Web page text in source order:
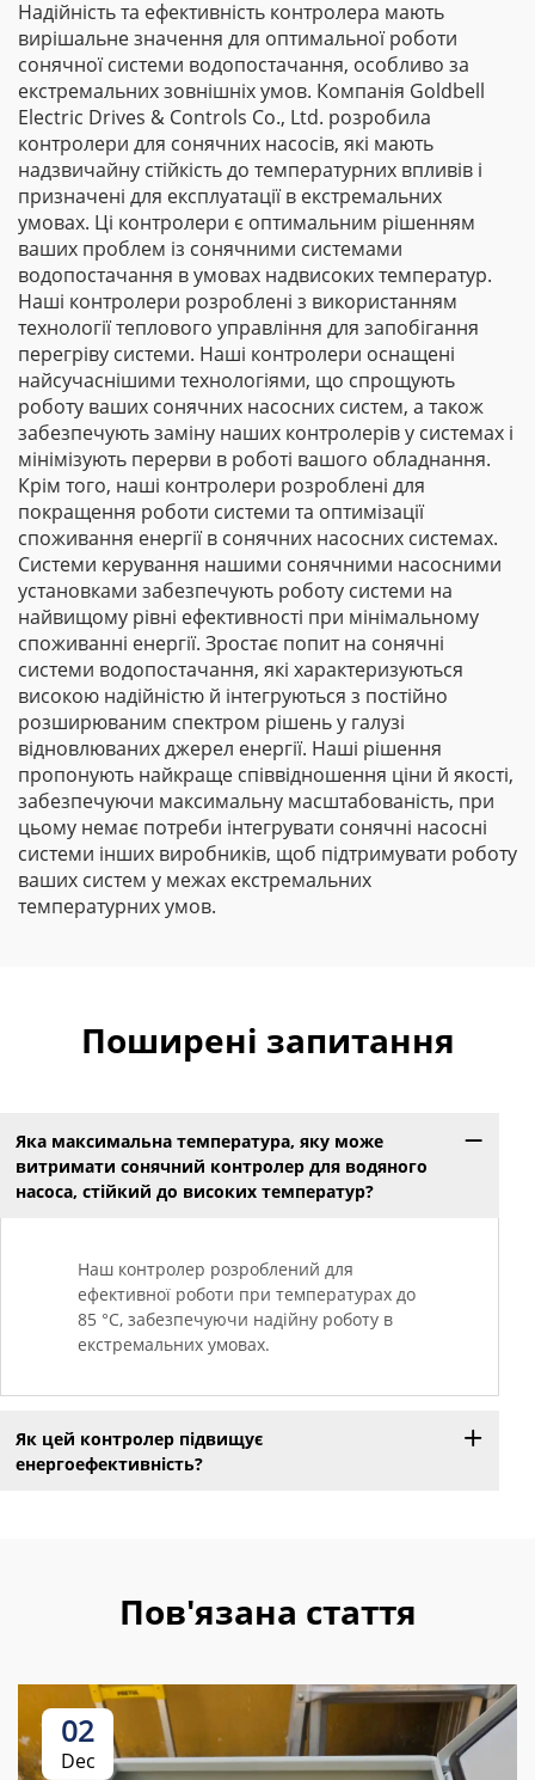
Надійність та ефективність контролера мають
вирішальне значення для оптимальної роботи
сонячної системи водопостачання, особливо за
екстремальних зовнішніх умов. Компанія Goldbell
Electric Drives & Controls Co., Ltd. розробила
контролери для сонячних насосів, які мають
надзвичайну стійкість до температурних впливів і
призначені для експлуатації в екстремальних
умовах. Ці контролери є оптимальним рішенням
ваших проблем із сонячними системами
водопостачання в умовах надвисоких температур.
Наші контролери розроблені з використанням
технології теплового управління для запобігання
перегріву системи. Наші контролери оснащені
найсучаснішими технологіями, що спрощують
роботу ваших сонячних насосних систем, а також
забезпечують заміну наших контролерів у системах і
мінімізують перерви в роботі вашого обладнання.
Крім того, наші контролери розроблені для
покращення роботи системи та оптимізації
споживання енергії в сонячних насосних системах.
Системи керування нашими сонячними насосними
установками забезпечують роботу системи на
найвищому рівні ефективності при мінімальному
споживанні енергії. Зростає попит на сонячні
системи водопостачання, які характеризуються
високою надійністю й інтегруються з постійно
розширюваним спектром рішень у галузі
відновлюваних джерел енергії. Наші рішення
пропонують найкраще співвідношення ціни й якості,
забезпечуючи максимальну масштабованість, при
цьому немає потреби інтегрувати сонячні насосні
системи інших виробників, щоб підтримувати роботу
ваших систем у межах екстремальних
температурних умов.
Поширені запитання
Яка максимальна температура, яку може
витримати сонячний контролер для водяного
насоса, стійкий до високих температур?
Наш контролер розроблений для
ефективної роботи при температурах до
85 °C, забезпечуючи надійну роботу в
екстремальних умовах.
Як цей контролер підвищує
енергоефективність?
Пов'язана стаття
02
Dec